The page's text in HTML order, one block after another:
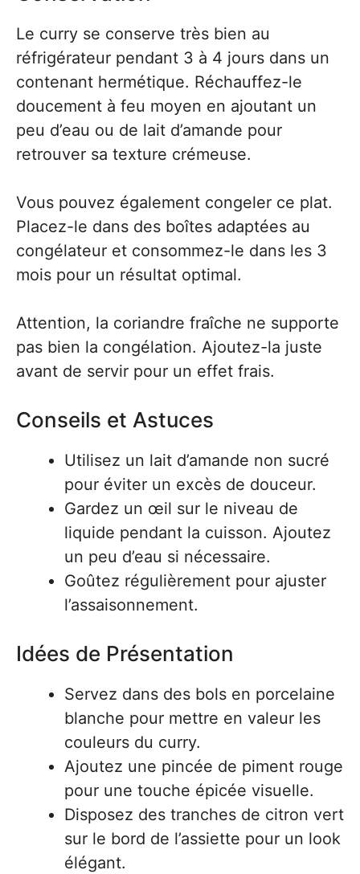
Le curry se conserve très bien au
réfrigérateur pendant 3 à 4 jours dans un
contenant hermétique. Réchauffez-le
doucement à feu moyen en ajoutant un
peu d’eau ou de lait d’amande pour
retrouver sa texture crémeuse.
Vous pouvez également congeler ce plat.
Placez-le dans des boîtes adaptées au
congélateur et consommez-le dans les 3
mois pour un résultat optimal.
Attention, la coriandre fraîche ne supporte
pas bien la congélation. Ajoutez-la juste
avant de servir pour un effet frais.
Conseils et Astuces
Utilisez un lait d’amande non sucré
pour éviter un excès de douceur.
Gardez un œil sur le niveau de
liquide pendant la cuisson. Ajoutez
un peu d’eau si nécessaire.
Goûtez régulièrement pour ajuster
l’assaisonnement.
Idées de Présentation
Servez dans des bols en porcelaine
blanche pour mettre en valeur les
couleurs du curry.
Ajoutez une pincée de piment rouge
pour une touche épicée visuelle.
Disposez des tranches de citron vert
sur le bord de l’assiette pour un look
élégant.